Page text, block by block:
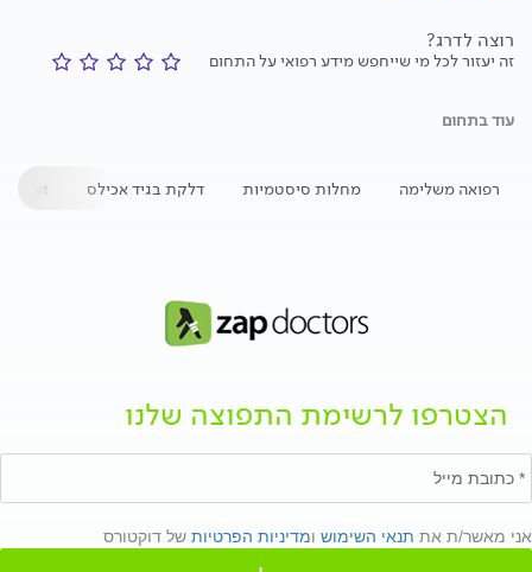
רוצה לדרג?
זה יעזור לכל מי שייחפש מידע רפואי על התחום
עוד בתחום
רפואה משלימה מחלות סיסטמיות דלקת בגיד אכילס זאבת
הצטרפו לרשימת התפוצה שלנו
אני מאשר/ת את תנאי השימוש ומדיניות הפרטיות של דוקטורס